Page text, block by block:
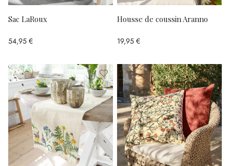
Sac LaRoux
54,95 €
Housse de coussin Aranno
19,95 €